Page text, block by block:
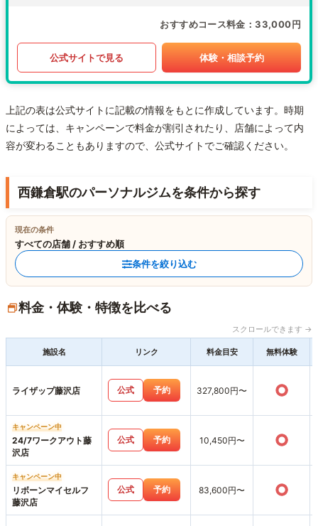
おすすめコース料金 33,000円
公式サイトで見る 体験・相談予約
上記の表は公式サイトに記載の情報をもとに作成しています。時期
によっては、キャンペーンで料金が割引されたり、店舗によって内
容が変わることもありますので、公式サイトでご確認ください。
西鎌倉駅のパーソナルジムを条件から探す
現在の条件
すべての店舗 / おすすめ順
条件を絞り込む
料金・体験・特徴を比べる
スクロールできます →
施設名 リンク 料金目安 無料体験
ライザップ藤沢店 公式 予約 327,800円〜 ○
キャンペーン中
24/7ワークアウト藤
沢店
公式 予約 10,450円〜 ○
キャンペーン中
リボーンマイセルフ
藤沢店
公式 予約 83,600円〜 ○